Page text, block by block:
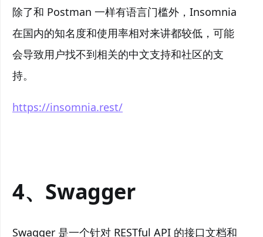
除了和 Postman 一样有语言门槛外，Insomnia
在国内的知名度和使用率相对来讲都较低，可能
会导致用户找不到相关的中文支持和社区的支
持。
https://insomnia.rest/
4、Swagger
Swagger 是一个针对 RESTful API 的接口文档和